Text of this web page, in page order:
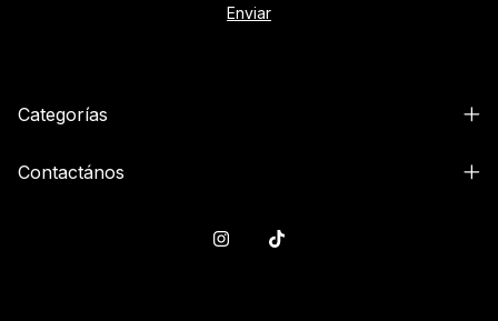
Categorías
Contactános